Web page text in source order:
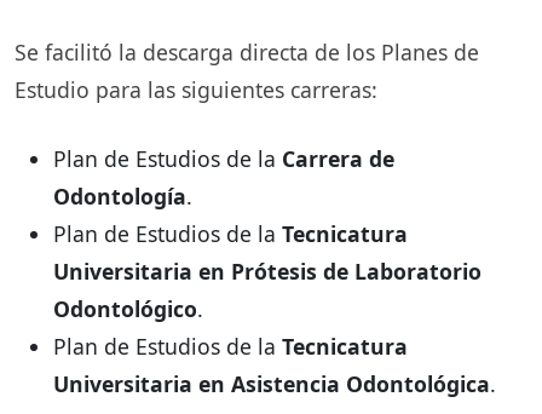
Se facilitó la descarga directa de los Planes de
Estudio para las siguientes carreras:
Plan de Estudios de la Carrera de
Odontología.
Plan de Estudios de la Tecnicatura
Universitaria en Prótesis de Laboratorio
Odontológico.
Plan de Estudios de la Tecnicatura
Universitaria en Asistencia Odontológica.